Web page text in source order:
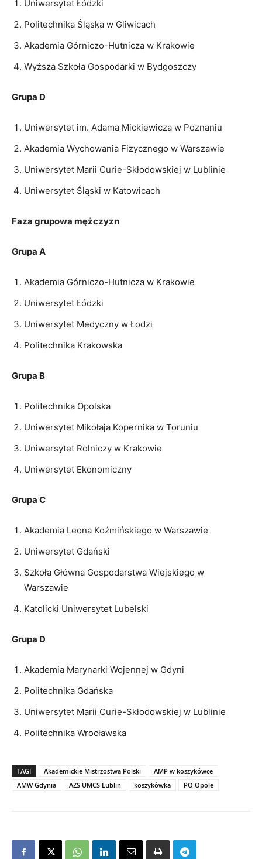
Uniwersytet Łódzki
Politechnika Śląska w Gliwicach
Akademia Górniczo-Hutnicza w Krakowie
Wyższa Szkoła Gospodarki w Bydgoszczy
Grupa D
Uniwersytet im. Adama Mickiewicza w Poznaniu
Akademia Wychowania Fizycznego w Warszawie
Uniwersytet Marii Curie-Skłodowskiej w Lublinie
Uniwersytet Śląski w Katowicach
Faza grupowa mężczyzn
Grupa A
Akademia Górniczo-Hutnicza w Krakowie
Uniwersytet Łódzki
Uniwersytet Medyczny w Łodzi
Politechnika Krakowska
Grupa B
Politechnika Opolska
Uniwersytet Mikołaja Kopernika w Toruniu
Uniwersytet Rolniczy w Krakowie
Uniwersytet Ekonomiczny
Grupa C
Akademia Leona Koźmińskiego w Warszawie
Uniwersytet Gdański
Szkoła Główna Gospodarstwa Wiejskiego w
Warszawie
Katolicki Uniwersytet Lubelski
Grupa D
Akademia Marynarki Wojennej w Gdyni
Politechnika Gdańska
Uniwersytet Marii Curie-Skłodowskiej w Lublinie
Politechnika Wrocławska
TAGI Akademickie Mistrzostwa Polski
AMP w koszykówce
AMW Gdynia
AZS UMCS Lublin koszykówka PO Opole